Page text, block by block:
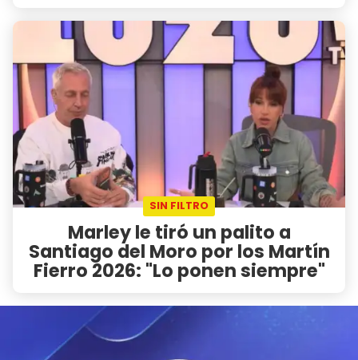
SIN FILTRO
Marley le tiró un palito a
Santiago del Moro por los Martín
Fierro 2026: "Lo ponen siempre"